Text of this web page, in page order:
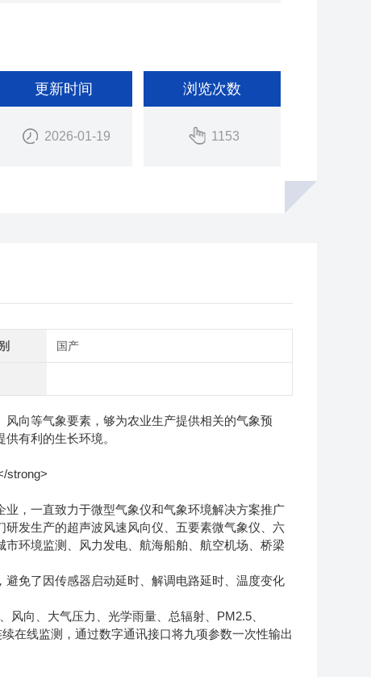
更新时间
2026-01-19
浏览次数
1153
国产
向等气象要素，够为农业生产提供相关的气象预
有利的生长环境。
，一直致力于微型气象仪和气象环境解决方案推广
发生产的超声波风速风向仪、五要素微气象仪、六
环境监测、风力发电、航海船舶、航空机场、桥梁
免了因传感器启动延时、解调电路延时、温度变化
向、大气压力、光学雨量、总辐射、PM2.5、
在线监测，通过数字通讯接口将九项参数一次性输出